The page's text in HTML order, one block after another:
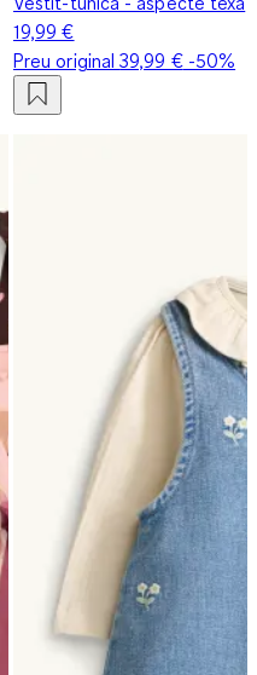
19,99 €
Preu original39,99 €-50%